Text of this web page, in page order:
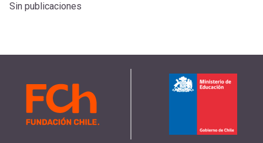
Sin publicaciones